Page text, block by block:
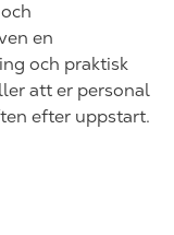
en
och praktisk
att er personal
efter uppstart.